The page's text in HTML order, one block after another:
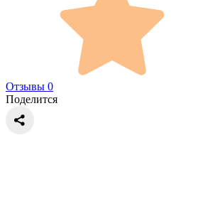
Отзывы 0
Поделится